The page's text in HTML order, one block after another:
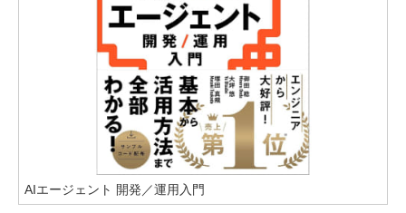
AIエージェント 開発／運用入門